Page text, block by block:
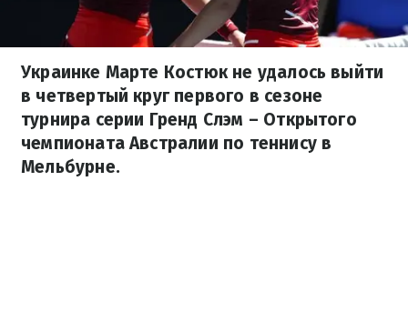
Украинке Марте Костюк не удалось выйти
в четвертый круг первого в сезоне
турнира серии Гренд Слэм – Открытого
чемпионата Австралии по теннису в
Мельбурне.